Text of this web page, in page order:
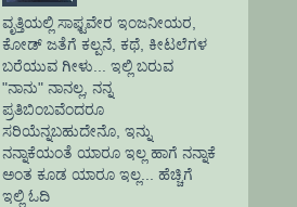
ವೃತ್ತಿಯಲ್ಲಿ ಸಾಫ್ಟವೇರ ಇಂಜನೀಯರ,
ಕೋಡ್ ಜತೆಗೆ ಕಲ್ಪನೆ, ಕಥೆ, ಕೀಟಲೆಗಳ
ಬರೆಯುವ ಗೀಳು... ಇಲ್ಲಿ ಬರುವ
"ನಾನು" ನಾನಲ್ಲ, ನನ್ನ
ಪ್ರತಿಬಿಂಬವೆಂದರೂ
ಸರಿಯೆನ್ನಬಹುದೇನೊ, ಇನ್ನು
ನನ್ನಾಕೆಯಂತೆ ಯಾರೂ ಇಲ್ಲ ಹಾಗೆ ನನ್ನಾಕೆ
ಅಂತ ಕೂಡ ಯಾರೂ ಇಲ್ಲ... ಹೆಚ್ಚಿಗೆ
ಇಲ್ಲಿ ಓದಿ